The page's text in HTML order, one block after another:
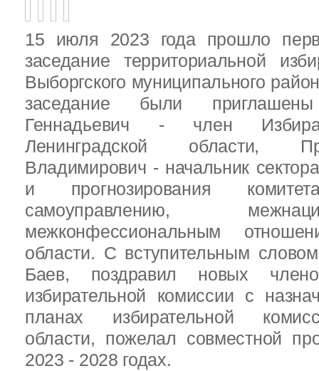
15 июля 2023 года прошло
заседание территориальной
Выборгского муниципального
заседание были
Геннадьевич - член
Ленинградской области,
Владимирович - начальник
и прогнозирования
самоуправлению,
межконфессиональным
области. С вступительным
Баев, поздравил новых
избирательной комиссии с
планах избирательной
области, пожелал совместной
2023 - 2028 годах.